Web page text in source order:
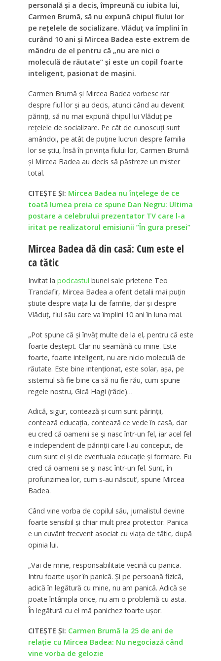
personală și a decis, împreună cu iubita lui,
Carmen Brumă, să nu expună chipul fiului lor
pe rețelele de socializare. Vlăduț va împlini în
curând 10 ani și Mircea Badea este extrem de
mândru de el pentru că „nu are nici o
moleculă de răutate” și este un copil foarte
inteligent, pasionat de mașini.
Carmen Brumă și Mircea Badea vorbesc rar
despre fiul lor și au decis, atunci când au devenit
părinți, să nu mai expună chipul lui Vlăduț pe
rețelele de socializare. Pe cât de cunoscuți sunt
amândoi, pe atât de puține lucruri despre familia
lor se știu, însă în privința fiului lor, Carmen Brumă
și Mircea Badea au decis să păstreze un mister
total.
CITEȘTE ȘI: Mircea Badea nu înțelege de ce
toată lumea preia ce spune Dan Negru: Ultima
postare a celebrului prezentator TV care l-a
iritat pe realizatorul emisiunii ”În gura presei”
Mircea Badea dă din casă: Cum este el
ca tătic
Invitat la podcastul bunei sale prietene Teo
Trandafir, Mircea Badea a oferit detalii mai puțin
știute despre viața lui de familie, dar și despre
Vlăduț, fiul său care va împlini 10 ani în luna mai.
„Pot spune că și învăț multe de la el, pentru că este
foarte deștept. Clar nu seamănă cu mine. Este
foarte, foarte inteligent, nu are nicio moleculă de
răutate. Este bine intenționat, este solar, așa, pe
sistemul să fie bine ca să nu fie rău, cum spune
regele nostru, Gică Hagi (râde)…
Adică, sigur, contează și cum sunt părinții,
contează educația, contează ce vede în casă, dar
eu cred că oamenii se și nasc într-un fel, iar acel fel
e independent de părinții care l-au conceput, de
cum sunt ei și de eventuala educație și formare. Eu
cred că oamenii se și nasc într-un fel. Sunt, în
profunzimea lor, cum s-au născut’, spune Mircea
Badea.
Când vine vorba de copilul său, jurnalistul devine
foarte sensibil și chiar mult prea protector. Panica
e un cuvânt frecvent asociat cu viața de tătic, după
opinia lui.
„Vai de mine, responsabilitate vecină cu panica.
Intru foarte ușor în panică. Și pe persoană fizică,
adică în legătură cu mine, nu am panică. Adică se
poate întâmpla orice, nu am o problemă cu asta.
În legătură cu el mă panichez foarte ușor.
CITEȘTE ȘI: Carmen Brumă la 25 de ani de
relație cu Mircea Badea: Nu negociază când
vine vorba de gelozie